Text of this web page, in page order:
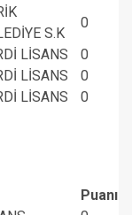
S.K
0
LİSANS
0
LİSANS
0
LİSANS 0
Puanı